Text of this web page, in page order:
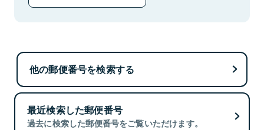
他の郵便番号を検索する
最近検索した郵便番号
過去に検索した郵便番号をご覧いただけます。